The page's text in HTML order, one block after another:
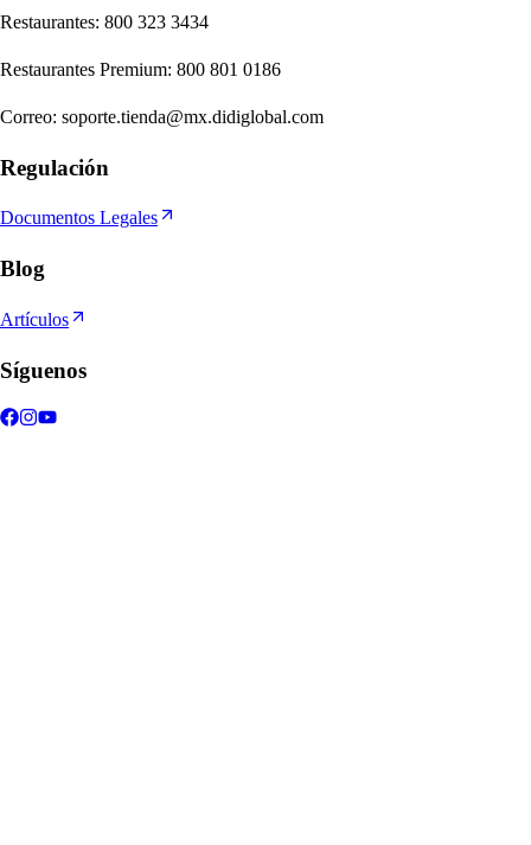
Restaurantes: 800 323 3434
Restaurantes Premium: 800 801 0186
Correo: soporte.tienda@mx.didiglobal.com
Regulación
Documentos Legales
Blog
Artículos
Síguenos